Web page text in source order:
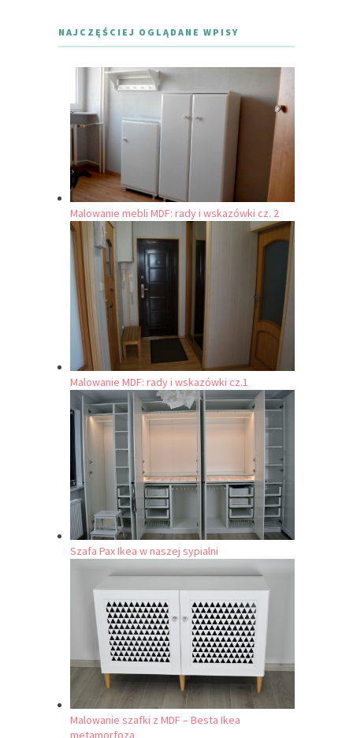
NAJCZĘŚCIEJ OGLĄDANE WPISY
Malowanie mebli MDF: rady i wskazówki cz. 2
Malowanie MDF: rady i wskazówki cz.1
Szafa Pax Ikea w naszej sypialni
Malowanie szafki z MDF – Besta Ikea
metamorfoza